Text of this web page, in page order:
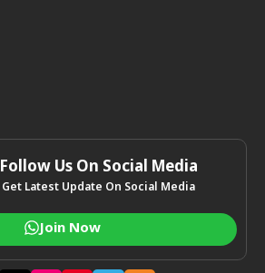
Follow Us On Social Media
Get Latest Update On Social Media
Join Now